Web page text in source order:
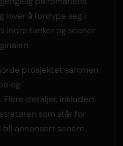
lover å fordype seg i
indre tanker og scener
prosjektet sammen
og
Flere detaljer, inkludert
som står for
annonsert senere.